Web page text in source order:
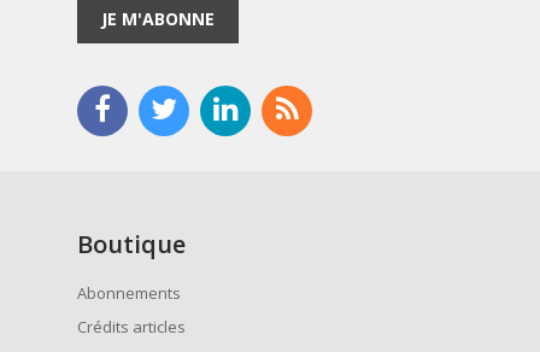
JE M'ABONNE
Boutique
Abonnements
Crédits articles